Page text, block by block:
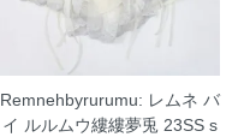
Remnehbyrurumu: レムネ バ
イ ルルムウ縷縷夢兎 23SS s